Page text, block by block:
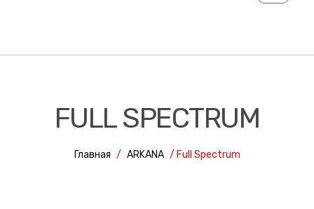
FULL SPECTRUM
Главная / ARKANA / Full Spectrum